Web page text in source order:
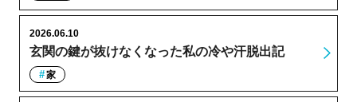
玄関の鍵が抜けなくなった私の冷や汗脱出記
2026.06.10
家